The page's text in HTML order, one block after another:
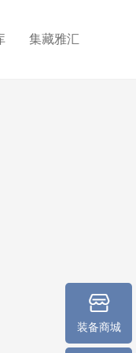
集藏雅汇
装备商城